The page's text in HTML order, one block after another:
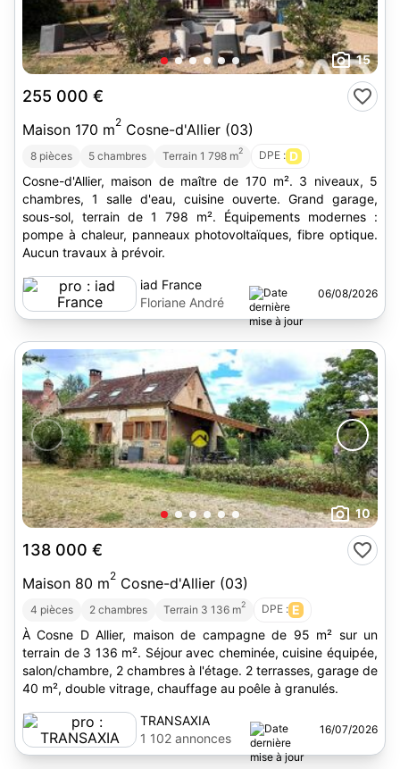
15
255 000 €
Maison 170 m2 Cosne-d'Allier (03)
8 pièces 5 chambres Terrain 1 798 m2 DPE : D
Cosne-d'Allier, maison de maître de 170 m². 3 niveaux, 5
chambres, 1 salle d'eau, cuisine ouverte. Grand garage,
sous-sol, terrain de 1 798 m². Équipements modernes :
pompe à chaleur, panneaux photovoltaïques, fibre optique.
Aucun travaux à prévoir.
iad France
Floriane André
06/08/2026
10
138 000 €
Maison 80 m2 Cosne-d'Allier (03)
4 pièces 2 chambres Terrain 3 136 m2 DPE : E
À Cosne D Allier, maison de campagne de 95 m² sur un
terrain de 3 136 m². Séjour avec cheminée, cuisine équipée,
salon/chambre, 2 chambres à l'étage. 2 terrasses, garage de
40 m², double vitrage, chauffage au poêle à granulés.
TRANSAXIA
1 102 annonces
16/07/2026